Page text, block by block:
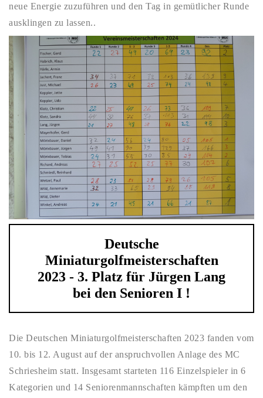
neue Energie zuzuführen und den Tag in gemütlicher Runde
ausklingen zu lassen..
Deutsche
Miniaturgolfmeisterschaften
2023 - 3. Platz für Jürgen Lang
bei den Senioren I !
Die Deutschen Miniaturgolfmeisterschaften 2023 fanden vom
10. bis 12. August auf der anspruchvollen Anlage des MC
Schriesheim statt. Insgesamt starteten 116 Einzelspieler in 6
Kategorien und 14 Seniorenmannschaften kämpften um den